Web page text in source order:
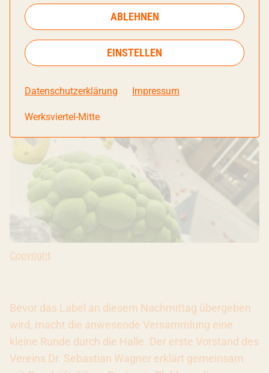
Staatsregierung für besonders inklusive gestaltete
Orte vergeben.
Copyright: Ivana Bilz, 2022
Copyright
Bevor das Label an diesem Nachmittag übergeben
wird, macht die anwesende Versammlung eine
kleine Runde durch die Halle. Der erste Vorstand des
Vereins Dr. Sebastian Wagner erklärt gemeinsam
ABLEHNEN
EINSTELLEN
Datenschutzerklärung Impressum
Werksviertel-Mitte